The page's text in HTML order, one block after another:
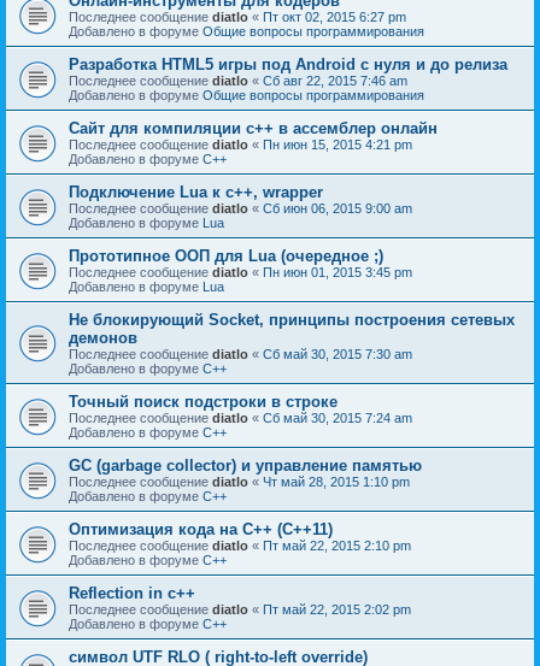
Последнее сообщение diatlo « Пт окт 02, 2015 6:27 pm
Добавлено в форуме Общие вопросы программирования
Разработка HTML5 игры под Android с нуля и до релиза
Последнее сообщение diatlo « Сб авг 22, 2015 7:46 am
Добавлено в форуме Общие вопросы программирования
Сайт для компиляции c++ в ассемблер онлайн
Последнее сообщение diatlo « Пн июн 15, 2015 4:21 pm
Добавлено в форуме C++
Подключение Lua к c++, wrapper
Последнее сообщение diatlo « Сб июн 06, 2015 9:00 am
Добавлено в форуме Lua
Прототипное ООП для Lua (очередное ;)
Последнее сообщение diatlo « Пн июн 01, 2015 3:45 pm
Добавлено в форуме Lua
Не блокирующий Socket, принципы построения сетевых
демонов
Последнее сообщение diatlo « Сб май 30, 2015 7:30 am
Добавлено в форуме C++
Точный поиск подстроки в строке
Последнее сообщение diatlo « Сб май 30, 2015 7:24 am
Добавлено в форуме C++
GC (garbage collector) и управление памятью
Последнее сообщение diatlo « Чт май 28, 2015 1:10 pm
Добавлено в форуме C++
Оптимизация кода на C++ (C++11)
Последнее сообщение diatlo « Пт май 22, 2015 2:10 pm
Добавлено в форуме C++
Reflection in с++
Последнее сообщение diatlo « Пт май 22, 2015 2:02 pm
Добавлено в форуме C++
символ UTF RLO ( right-to-left override)